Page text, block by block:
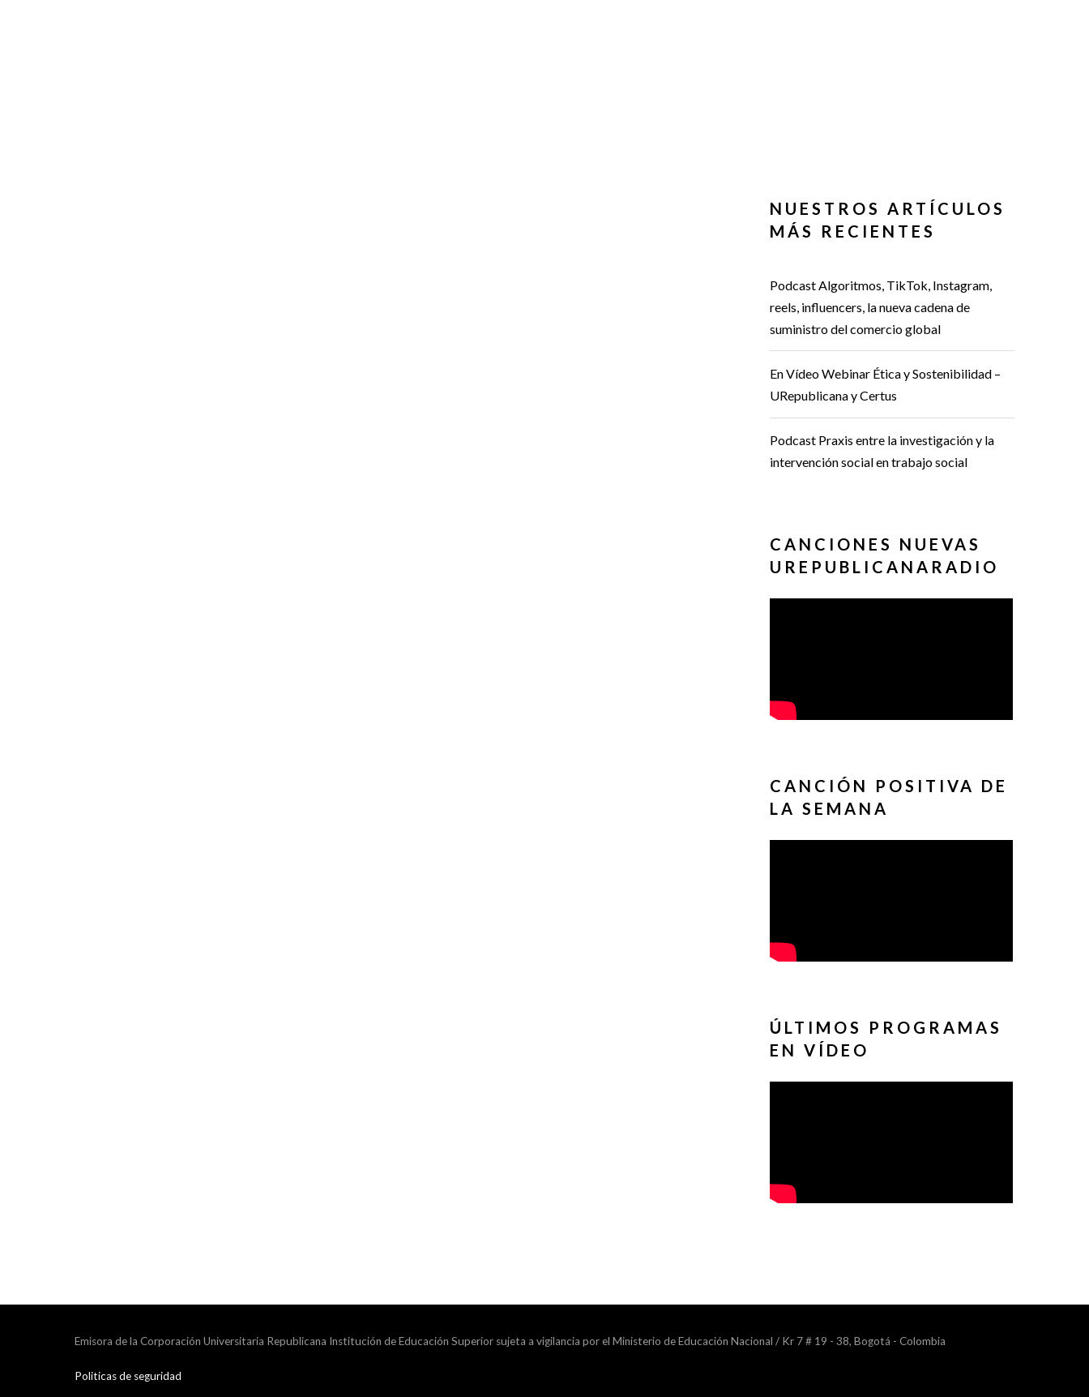
NUESTROS ARTÍCULOS
MÁS RECIENTES
Podcast Algoritmos, TikTok, Instagram,
reels, influencers, la nueva cadena de
suministro del comercio global
En Vídeo Webinar Ética y Sostenibilidad –
URepublicana y Certus
Podcast Praxis entre la investigación y la
intervención social en trabajo social
CANCIONES NUEVAS
UREPUBLICANARADIO
CANCIÓN POSITIVA DE
LA SEMANA
ÚLTIMOS PROGRAMAS
EN VÍDEO
Emisora de la Corporación Universitaria Republicana Institución de Educación Superior sujeta a vigilancia por el Ministerio de Educación Nacional / Kr 7 # 19 - 38, Bogotá - Colombia
Politicas de seguridad